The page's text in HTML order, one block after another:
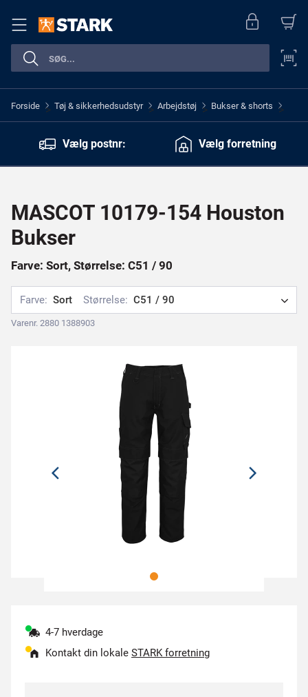
Forside > Tøj & sikkerhedsudstyr > Arbejdstøj > Bukser & shorts >
Vælg postnr: Vælg forretning
MASCOT 10179-154 Houston
Bukser
Farve: Sort, Størrelse: C51 / 90
Farve: Sort Størrelse: C51 / 90
Varenr. 2880 1388903
4-7 hverdage
Kontakt din lokale STARK forretning